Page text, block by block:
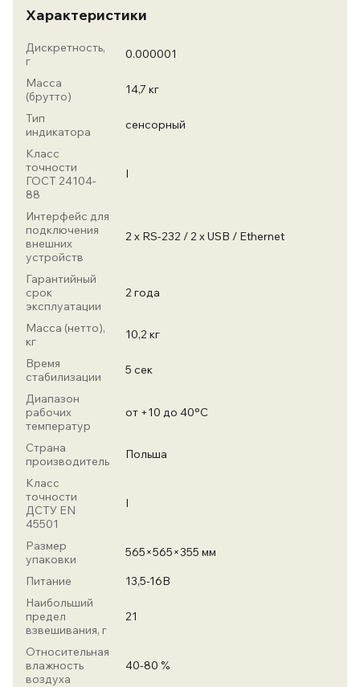
Характеристики
Дискретность,
г
0.000001
Масса
(брутто)
14,7 кг
Тип
индикатора
сенсорный
Класс
точности
ГОСТ 24104-
88
I
Интерфейс для
подключения
внешних
устройств
2 х RS-232 / 2 х USB / Ethernet
Гарантийный
срок
эксплуатации
2 года
Масса (нетто),
кг
10,2 кг
Время
стабилизации
5 сек
Диапазон
рабочих
температур
от +10 до 40°С
Страна
производитель
Польша
Класс
точности
ДСТУ EN
45501
I
Размер
упаковки
565×565×355 мм
Питание
13,5-16В
Наибольший
предел
взвешивания, г
21
Относительная
влажность
воздуха
40-80 %